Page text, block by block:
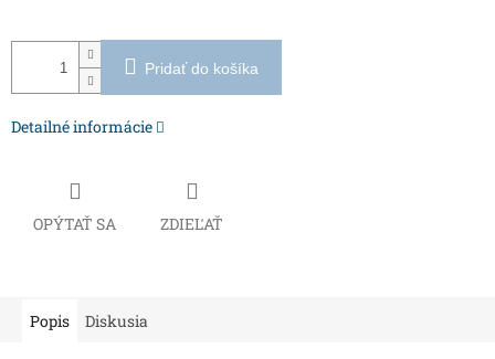
Pridať do košíka
Detailné informácie
OPÝTAŤ SA ZDIEĽAŤ
Popis Diskusia